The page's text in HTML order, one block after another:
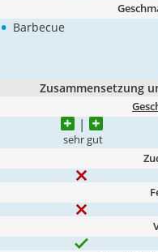
• Barbecue
Zusammensetzung
sehr gut